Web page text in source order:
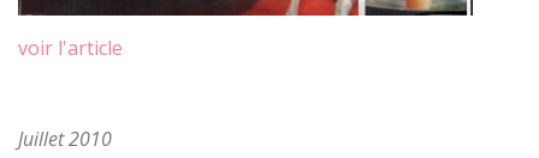
voir l'article
Juillet 2010